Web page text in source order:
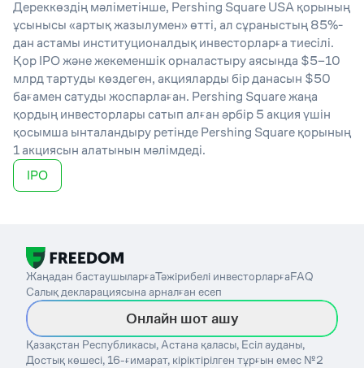
Дереккөздің мәліметінше, Pershing Square USA қорының
ұсынысы «артық жазылумен» өтті, ал сұраныстың 85%-
дан астамы институционалдық инвесторларға тиесілі.
Қор IPO және жекеменшік орналастыру аясында $5–10
млрд тартуды көздеген, акцияларды бір данасын $50
бағамен сатуды жоспарлаған. Pershing Square жаңа
қордың инвесторлары сатып алған әрбір 5 акция үшін
қосымша ынталандыру ретінде Pershing Square қорының
1 акциясын алатынын мәлімдеді.
IPO
Жаңадан бастаушыларғаТәжірибелі инвесторларғаFAQ
Салық декларациясына арналған есеп
Онлайн шот ашу
Қазақстан Республикасы, Астана қаласы, Есіл ауданы,
Достық көшесі, 16-ғимарат, кіріктірілген тұрғын емес №2